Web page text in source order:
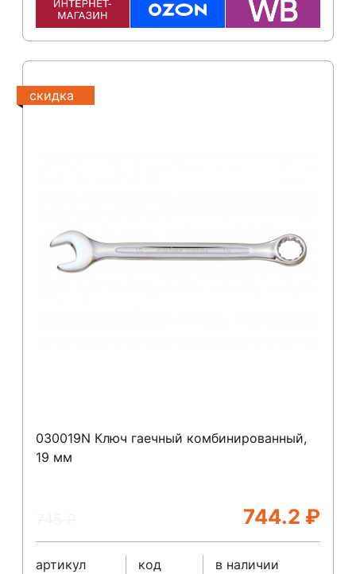
скидка
030019N Ключ гаечный комбинированный,
19 мм
744.2 ₽
артикул
код
в наличии